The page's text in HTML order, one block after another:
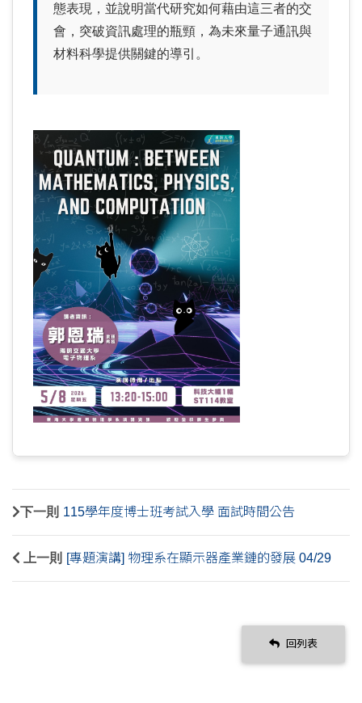
態表現，並說明當代研究如何藉由這三者的交
會，突破資訊處理的瓶頸，為未來量子通訊與
材料科學提供關鍵的導引。
下一則 115學年度博士班考試入學 面試時間公告
上一則 [專題演講] 物理系在顯示器產業鏈的發展 04/29
回列表